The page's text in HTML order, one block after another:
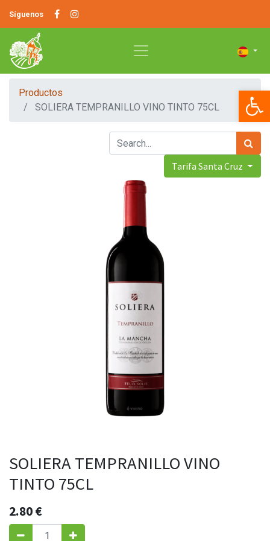
Síguenos
Productos
SOLIERA TEMPRANILLO VINO TINTO 75CL
Tarifa Santa Cruz
SOLIERA TEMPRANILLO VINO
TINTO 75CL
2.80€